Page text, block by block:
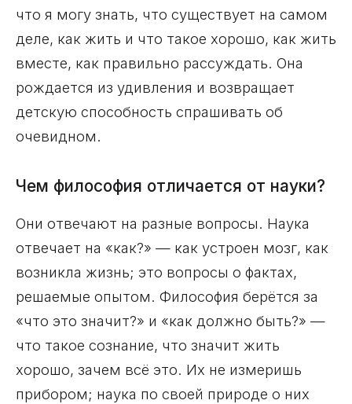
что я могу знать, что существует на самом
деле, как жить и что такое хорошо, как жить
вместе, как правильно рассуждать. Она
рождается из удивления и возвращает
детскую способность спрашивать об
очевидном.
Чем философия отличается от науки?
Они отвечают на разные вопросы. Наука
отвечает на «как?» — как устроен мозг, как
возникла жизнь; это вопросы о фактах,
решаемые опытом. Философия берётся за
«что это значит?» и «как должно быть?» —
что такое сознание, что значит жить
хорошо, зачем всё это. Их не измеришь
прибором; наука по своей природе о них